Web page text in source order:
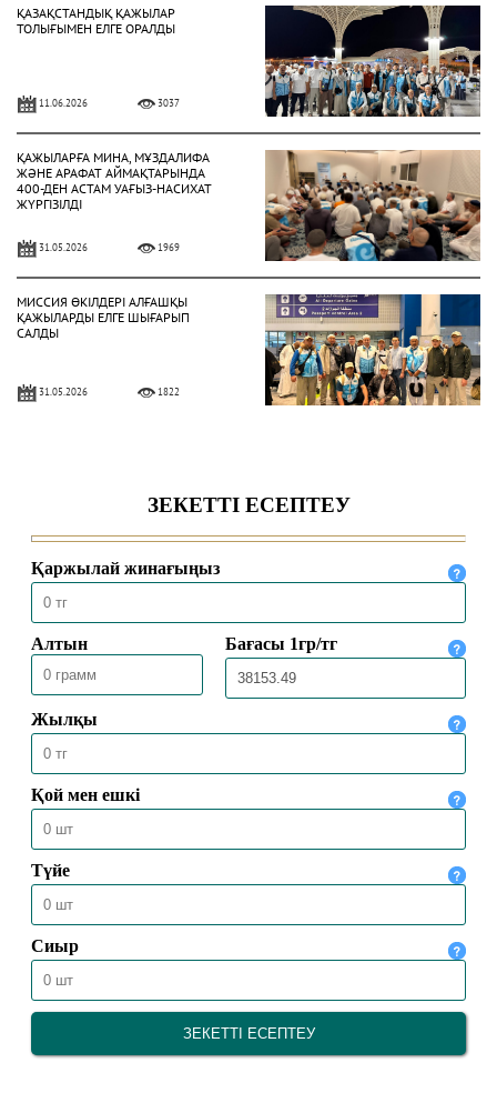
ҚАЗАҚСТАНДЫҚ ҚАЖЫЛАР
ТОЛЫҒЫМЕН ЕЛГЕ ОРАЛДЫ
11.06.2026 3037
ҚАЖЫЛАРҒА МИНА, МҰЗДАЛИФА
ЖӘНЕ АРАФАТ АЙМАҚТАРЫНДА
400-ДЕН АСТАМ УАҒЫЗ-НАСИХАТ
ЖҮРГІЗІЛДІ
31.05.2026 1969
МИССИЯ ӨКІЛДЕРІ АЛҒАШҚЫ
ҚАЖЫЛАРДЫ ЕЛГЕ ШЫҒАРЫП
САЛДЫ
31.05.2026 1822
30.05.2026 4460
МЕККЕДЕ 1447 ҺИЖРИ ЖЫЛҒЫ
ҚАЖЫЛЫҚ МАУСЫМЫ
ҚОРЫТЫНДЫЛАНДЫ
30.05.2026